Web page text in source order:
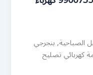
الصباحية, بنجرجي
كهربائي تصليح